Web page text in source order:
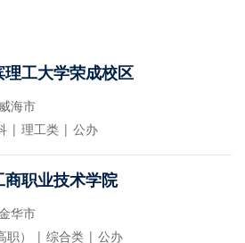
理工大学荣成校区
海市
| 理工类 | 公办
商职业技术学院
华市
职） | 综合类 | 公办